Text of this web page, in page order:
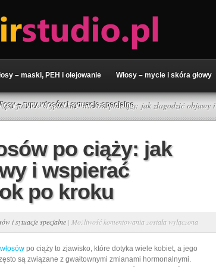
– maski, PEH i olejowanie Włosy – mycie i skóra głowy
– typy włosów i sytuacje specjalne
specjalne» Wypadanie włosów po ciąży: jak złagodzić objawy i
po ciąży: jak
i wspierać
po kroku
i sytuacje specjalne | Możliwość komentowania Wypadanie
włosów
po
ciąży:
została wyłączona
włosów po ciąży to zjawisko, które dotyka wiele kobiet, a jego
są związane z gwałtownymi zmianami hormonalnymi.